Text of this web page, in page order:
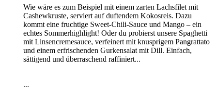
Wie wäre es zum Beispiel mit einem zarten Lachsfilet mit
Cashewkruste, serviert auf duftendem Kokosreis. Dazu
kommt eine fruchtige Sweet-Chili-Sauce und Mango – ein
echtes Sommerhighlight! Oder du probierst unsere Spaghetti
mit Linsencremesauce, verfeinert mit knusprigem Pangrattato
und einem erfrischenden Gurkensalat mit Dill. Einfach,
sättigend und überraschend raffiniert...
...